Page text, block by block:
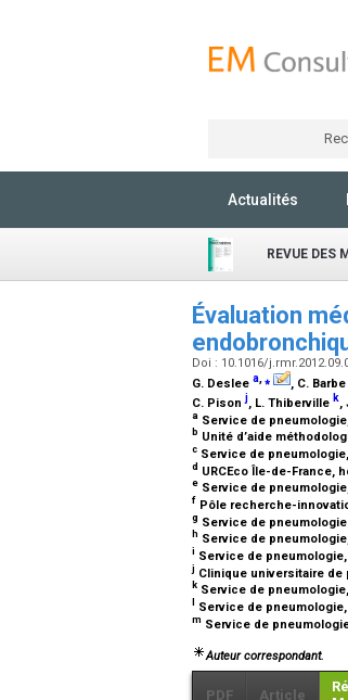
Actualités
REVUE DES
Évaluation
Doi : 10.1016/
G. Deslee a,⁎ , C. Barbe
C. Pisonj, L. Thiberville k,
a Service de
b Unité d’aide
c Service de
d URCEco Île-de-France,
e Service de
f Pôle recherche-
g Service de pneumologie
h Service de
i Service de
j Clinique universitaire de
k Service de
Service de
m Service de
Auteur correspondant.
PDF Article